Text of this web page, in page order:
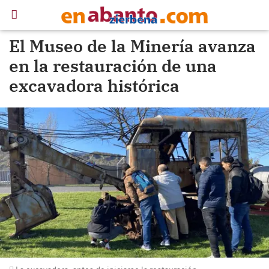
El Museo de la Minería avanza
en la restauración de una
excavadora histórica